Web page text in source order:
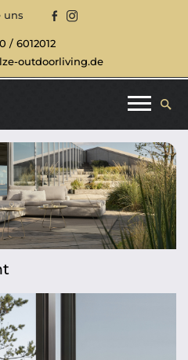
uns
/ 6012012
outdoorliving.de